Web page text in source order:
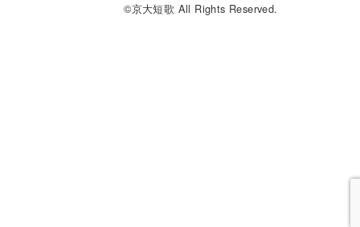
©京大短歌 All Rights Reserved.